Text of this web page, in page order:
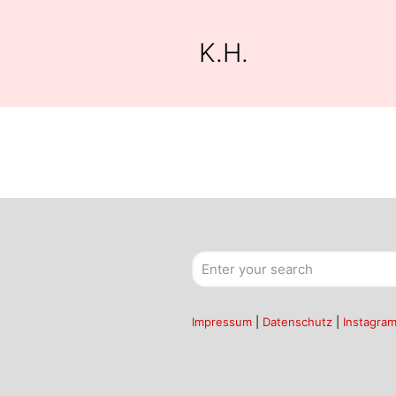
K.H.
Impressum Datenschutz Instagram